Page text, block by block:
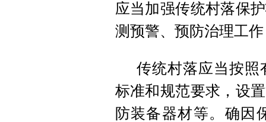
应当加强传统村落保
测预警、预防治理工
传统村落应当按照
标准和规范要求，设
防装备器材等。确因